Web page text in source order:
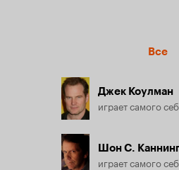
Все
Джек Коулман
играет самого
Шон С.
играет самого